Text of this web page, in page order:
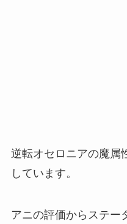
逆転オセロニアの魔属
しています。
アニの評価からステー